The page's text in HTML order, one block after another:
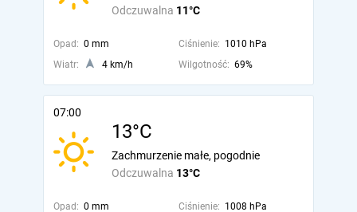
Odczuwalna 11°C
Opad: 0 mm Ciśnienie: 1010 hPa
Wiatr:
4 km/h Wilgotność: 69%
07:00
13°C
Odczuwalna 13°C
Zachmurzenie małe, pogodnie
Opad: 0 mm Ciśnienie: 1008 hPa